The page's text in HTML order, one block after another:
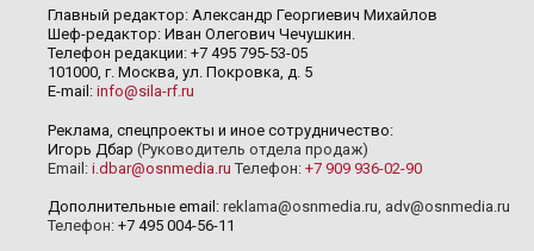
Главный редактор: Александр Георгиевич Михайлов
Шеф-редактор: Иван Олегович Чечушкин.
Телефон редакции: +7 495 795-53-05
101000, г. Москва, ул. Покровка, д. 5
E-mail: info@sila-rf.ru
Реклама, спецпроекты и иное сотрудничество:
Игорь Дбар (Руководитель отдела продаж)
Email: i.dbar@osnmedia.ru Телефон: +7 909 936-02-90
Дополнительные email: reklama@osnmedia.ru, adv@osnmedia.ru
Телефон: +7 495 004-56-11